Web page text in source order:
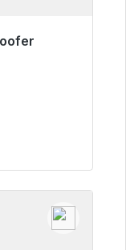
de entrega